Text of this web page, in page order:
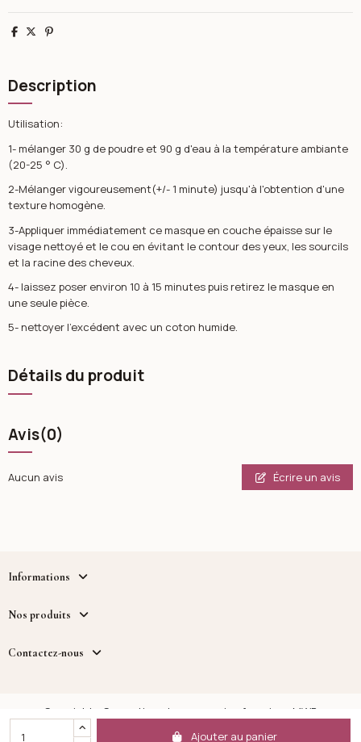
Ajouter au panier
Partager
TweetPinterest
Description
Utilisation:
1- mélanger 30 g de poudre et 90 g d'eau à la température ambiante
(20-25 ° C).
2-Mélanger vigoureusement(+/- 1 minute) jusqu'à l'obtention d'une
texture homogène.
3-Appliquer immédiatement ce masque en couche épaisse sur le
visage nettoyé et le cou en évitant le contour des yeux, les sourcils
et la racine des cheveux.
4- laissez poser environ 10 à 15 minutes puis retirez le masque en
une seule pièce.
5- nettoyer l'excédent avec un coton humide.
Détails du produit
Avis(0)
Aucun avis Écrire un avis
Informations
Nos produits
Contactez-nous
Copyright - Cosmetique.tn - un service fourni par MWB